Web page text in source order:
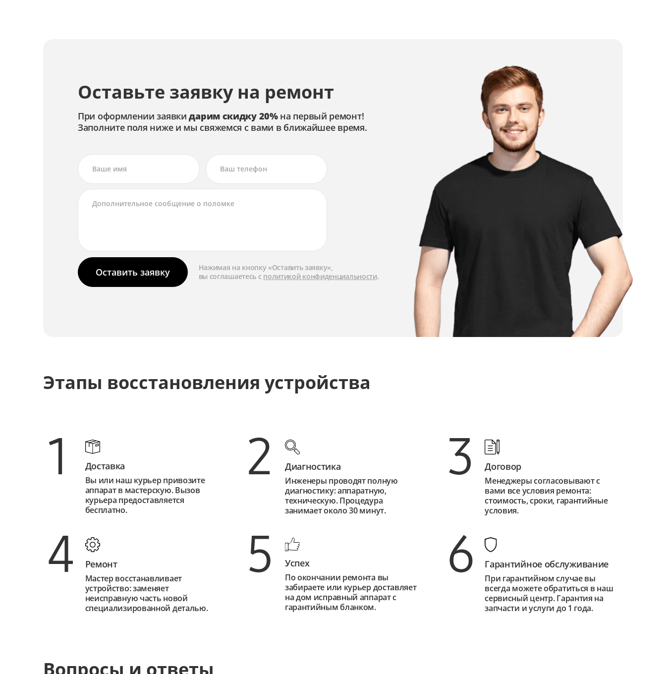
от 4 250 ₽
Ремонт системы стабилизации изображения
от 2 750 ₽
Калибровка автофокуса
от 1 000 ₽
Чистка матрицы
от 750 ₽
Замена автофокуса
от 3 250 ₽
Ремонт автофокуса
от 2 250 ₽
Замена объектива
Замена затвора
Ремонт затвора
Замена матрицы
Оставьте заявку на ремонт
При оформлении заявкидарим скидку 20%на первый ремонт!
Заполните поля ниже и мы свяжемся с вами в ближайшее время.
Оставить заявку
Нажимая на кнопку «Оставить заявку»,
вы соглашаетесь с политикой конфиденциальности.
Этапы восстановления устройства
1 Доставка
Вы или наш курьер привозите
аппарат в мастерскую. Вызов
курьера предоставляется
бесплатно.
2 Диагностика
Инженеры проводят полную
диагностику: аппаратную,
техническую. Процедура
занимает около 30 минут.
3 Договор
Менеджеры согласовывают с
вами все условия ремонта:
стоимость, сроки, гарантийные
условия.
4 Ремонт
Мастер восстанавливает
устройство: заменяет
неисправную часть новой
специализированной деталью.
5 Успех
По окончании ремонта вы
забираете или курьер доставляет
на дом исправный аппарат с
гарантийным бланком.
6 Гарантийное обслуживание
При гарантийном случае вы
всегда можете обратиться в наш
сервисный центр. Гарантия на
запчасти и услуги до 1 года.